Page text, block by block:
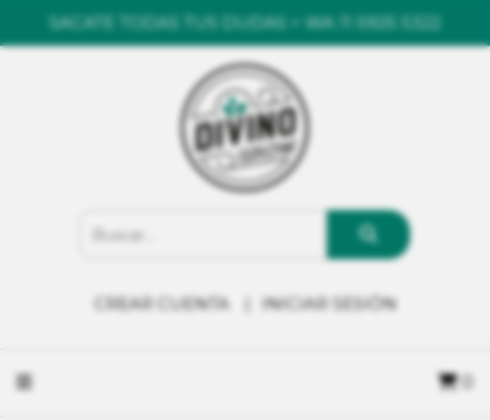
SACATE TODAS TUS DUDAS > WA 11 5925 5322
CREAR CUENTA INICIAR SESIÓN